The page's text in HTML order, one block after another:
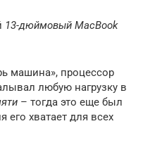
13-дюймовый MacBook
машина», процессор
любую нагрузку в
– тогда это еще был
его хватает для всех